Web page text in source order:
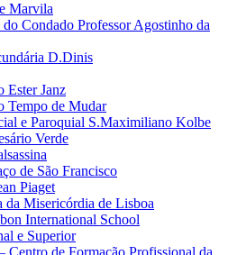
Marvila
Condado Professor Agostinho da
D.Dinis
Ester Janz
Tempo de Mudar
e Paroquial S.Maximiliano Kolbe
Verde
de São Francisco
Piaget
da Misericórdia de Lisboa
International School
e Superior
Centro de Formação Profissional da